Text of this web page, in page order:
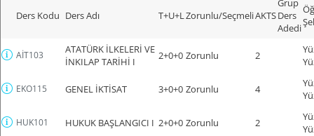
Ders Kodu Ders Adı T+U+LZorunlu/SeçmeliAKTS
Grup
Ders
Adedi
AİT103
ATATÜRK İLKELERİ VE
İNKILAP TARİHİ I
2+0+0 Zorunlu 2
EKO115 GENEL İKTİSAT 3+0+0 Zorunlu 4
HUK101 HUKUK BAŞLANGICI I 2+0+0 Zorunlu 2